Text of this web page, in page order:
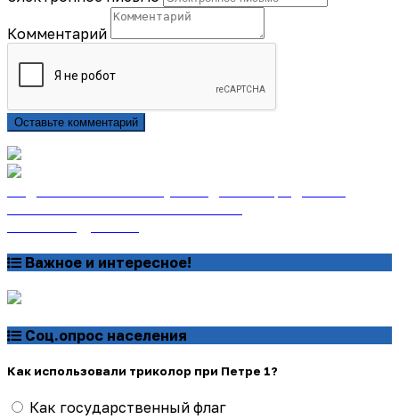
Комментарий
Оставьте комментарий
Важное и интересное!
Соц.опрос населения
Как использовали триколор при Петре 1?
Как государственный флаг